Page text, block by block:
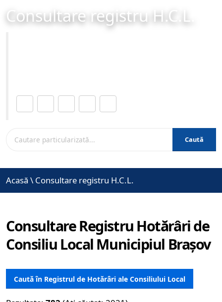
Consultare registru H.C.L.
Caută
Acasă \ Consultare registru H.C.L.
Consultare Registru Hotărâri de
Consiliu Local Municipiul Brașov
Caută în Registrul de Hotărâri ale Consiliului Local